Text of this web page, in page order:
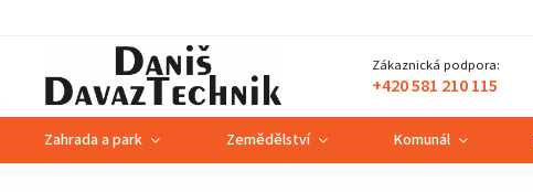
Zákaznická podpora:
+420 581 210 115
Zahrada a park Zemědělství Komunál